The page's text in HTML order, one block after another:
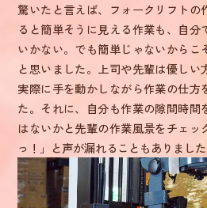
技能職 T.S.
事務職 K.E.
採用担当 N.M.
驚いたと言えば、フォークリフトの
ると簡単そうに見える作業も、自分
いかない。でも簡単じゃないからこ
と思いました。上司や先輩は優しい
実際に手を動かしながら作業の仕方
た。それに、自分も作業の隙間時間
はないかと先輩の作業風景をチェッ
っ！」と声が漏れることもありました